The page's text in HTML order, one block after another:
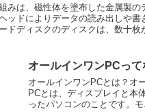
然として高い人気を誇って
理由は、デジタルカメラの
機能が優れていることが多
は、SDカードよりも高速で
度は最大95MB/s、書き込み
90MB/sです。マイクロSDカ
す。
みは、磁性体を塗布した金属製の
ッドによりデータの読み出しや書
ドディスクのディスクは、数十枚
ディスク上の磁性体にデータを書
磁気ヘッドがディスク上の磁性体
ドディスクの回転速度は、一般的
度であり、回転速度が速いほどデ
。ハードディスクの容量は、ディ
オールインワンPCって
オールインワンPCとは？ オ
PCとは、ディスプレイと本
ったパソコンのことです。モ